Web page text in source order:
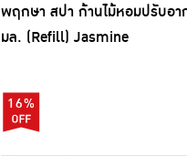
พฤกษา สปา ก้านไม้หอมปรับอา
มล. (Refill) Jasmine
16%